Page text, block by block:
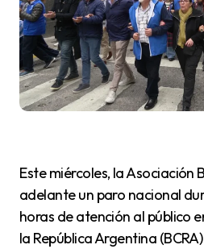
Este miércoles, la Asociación Bancaria llevó
adelante un paro nacional
horas de atención al público
la República Argentina